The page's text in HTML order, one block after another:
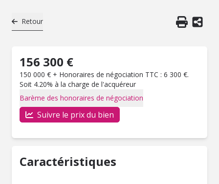
Retour
156 300 €
150 000 € + Honoraires de négociation TTC : 6 300 €.
Soit 4.20% à la charge de l'acquéreur
Barème des honoraires de négociation
Suivre le prix du bien
Caractéristiques